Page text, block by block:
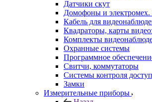
Датчики скут
Домофоны и электромех.
Кабель для
Квадраторы, карты
Комплекты
Охранные системы
Программное
Свитчи, коммутаторы
Системы контроля
Замки
Измерительные приборы